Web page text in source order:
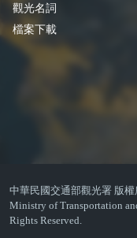
觀光名詞
檔案下載
中華民國交通部觀光署 版
Ministry of Transportation
Rights Reserved.